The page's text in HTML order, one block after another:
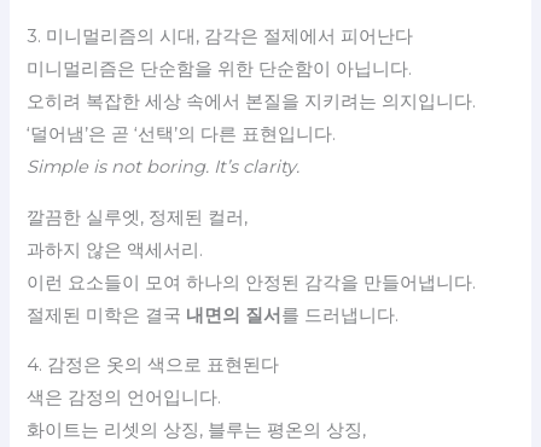
3. 미니멀리즘의 시대, 감각은 절제에서 피어난다
미니멀리즘은 단순함을 위한 단순함이 아닙니다.
오히려 복잡한 세상 속에서 본질을 지키려는 의지입니다.
‘덜어냄’은 곧 ‘선택’의 다른 표현입니다.
Simple is not boring. It’s clarity.
깔끔한 실루엣, 정제된 컬러,
과하지 않은 액세서리.
이런 요소들이 모여 하나의 안정된 감각을 만들어냅니다.
절제된 미학은 결국 내면의 질서 를 드러냅니다.
4. 감정은 옷의 색으로 표현된다
색은 감정의 언어입니다.
화이트는 리셋의 상징, 블루는 평온의 상징,